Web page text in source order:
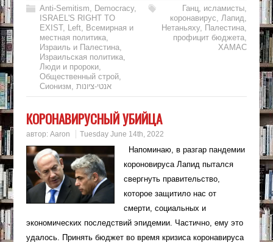
Anti-Semitism, Democracy,
ISRAEL'S RIGHT TO
EXIST, Left, Всемирная и
местная политика,
Израиль и Палестина,
Израильская политика,
Люди и пророки,
Общественный строй,
Сионизм, אנטי-ציונות
Ганц, исламисты,
коронавирус,Лапид,
Нетаньяху, Палестина,
профицит бюджета,
ХАМАС
КОРОНАВИРУСНЫЙ УБИЙЦА
автор: Aaron Tuesday June 14th, 2022
Напоминаю, в разгар пандемии
короновируса Лапид пытался
свергнуть правительство,
которое защитило нас от
смерти, социальных и
экономических последствий эпидемии. Частично, ему это
удалось. Принять бюджет во время кризиса коронавируса